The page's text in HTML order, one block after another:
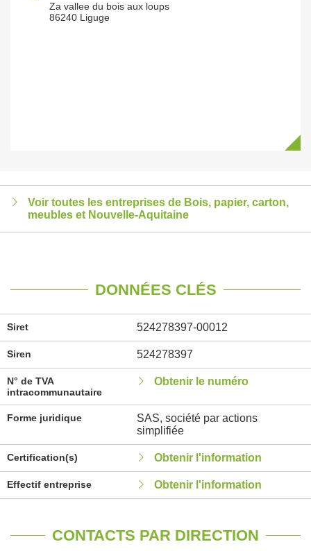
Za vallee du bois aux loups
86240 Liguge
Voir toutes les entreprises de Bois, papier, carton,
meubles et Nouvelle-Aquitaine
DONNÉES CLÉS
Siret 524278397-00012
Siren 524278397
N° de TVA
intracommunautaire
Obtenir le numéro
Forme juridique
SAS, société par actions
simplifiée
Certification(s) Obtenir l'information
Effectif entreprise Obtenir l'information
CONTACTS PAR DIRECTION